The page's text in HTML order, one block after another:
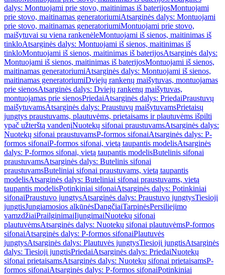
dalys: Montuojami prie stovo, maitinimas iš baterijosMontuojami
prie stovo, maitinamas generatoriumiAtsarginės dalys: Montuojami
prie stovo, maitinamas generatoriumiMontuojami prie stovo,
maišytuvai su viena rankenėleMontuojami iš sienos, maitinimas iš
tinkloAtsarginės dalys: Montuojami iš sienos, maitinimas iš
tinkloMontuojami iš sienos, maitinimas iš baterijosAtsarginės dalys:
Montuojami iš sienos, maitinimas iš baterijosMontuojami iš sienos,
maitinamas generatoriumiAtsarginės dalys: Montuojami iš sienos,
maitinamas generatoriumiDviejų rankenų maišytuvas, montuojamas
prie sienosAtsarginės dalys: Dviejų rankenų maišytuvas,
montuojamas prie sienosPriedaiAtsarginės dalys: PriedaiPraustuvų
maišytuvamsAtsarginės dalys: Praustuvų maišytuvamsPrietaisų
jungtys praustuvams, plautuvėms, prietaisams ir plautuvėms išpilti
ypač užterštą vandenįNuotekų sifonai praustuvamsAtsarginės dalys:
Nuotekų sifonai praustuvamsP-formos sifonaiAtsarginės dalys: P-
formos sifonaiP-formos sifonai, vietą taupantis modelisAtsarginės
dalys: P-formos sifonai, vietą taupantis modelisButelinis sifonai
praustuvamsAtsarginės dalys: Butelinis sifonai
praustuvamsButeliniai sifonai praustuvams, vietą taupantis
modelisAtsarginės dalys: Buteliniai sifonai praustuvams, vietą
taupantis modelisPotinkiniai sifonaiAtsarginės dalys: Potinkiniai
sifonaiPraustuvo jungtysAtsarginės dalys: Praustuvo jungtysTiesioji
jungtisJungiamosios alkūnėsDangčiaiTarpinėsPersiliejimo
vamzdžiaiPrailginimaiĮjungimaiNuotekų sifonai
plautuvėmsAtsarginės dalys: Nuotekų sifonai plautuvėmsP-formos
sifonaiAtsarginės dalys: P-formos sifonaiPlautuvės
jungtysAtsarginės dalys: Plautuvės jungtysTiesioji jungtisAtsarginės
dalys: Tiesioji jungtisPriedaiAtsarginės dalys: PriedaiNuotekų
sifonai prietaisamsAtsarginės dalys: Nuotekų sifonai prietaisamsP-
formos sifonaiAtsarginės dalys: P-formos sifonaiPotinkiniai